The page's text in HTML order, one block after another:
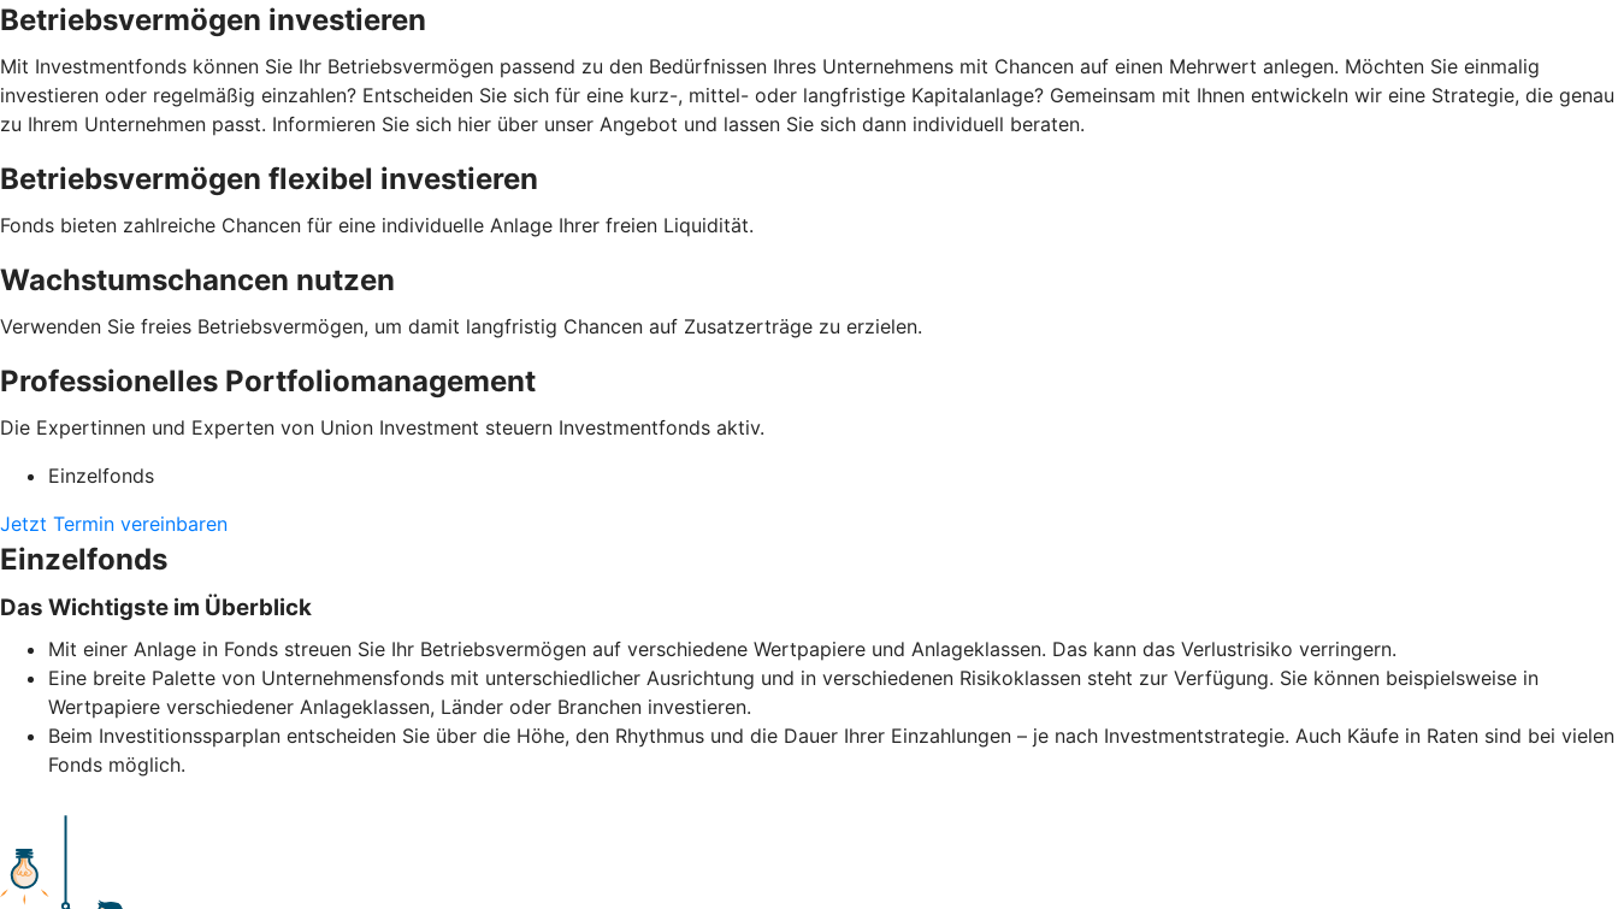
Betriebsvermögen investieren
Mit Investmentfonds können Sie Ihr Betriebsvermögen passend zu den Bedürfnissen Ihres Unternehmens mit Chancen auf einen Mehrwert anlegen. Möchten Sie einmalig
investieren oder regelmäßig einzahlen? Entscheiden Sie sich für eine kurz-, mittel- oder langfristige Kapitalanlage? Gemeinsam mit Ihnen entwickeln wir eine Strategie, die genau
zu Ihrem Unternehmen passt. Informieren Sie sich hier über unser Angebot und lassen Sie sich dann individuell beraten.
Betriebsvermögen flexibel investieren
Fonds bieten zahlreiche Chancen für eine individuelle Anlage Ihrer freien Liquidität.
Wachstumschancen nutzen
Verwenden Sie freies Betriebsvermögen, um damit langfristig Chancen auf Zusatzerträge zu erzielen.
Professionelles Portfoliomanagement
Die Expertinnen und Experten von Union Investment steuern Investmentfonds aktiv.
Einzelfonds
Jetzt Termin vereinbaren
Einzelfonds
Das Wichtigste im Überblick
Mit einer Anlage in Fonds streuen Sie Ihr Betriebsvermögen auf verschiedene Wertpapiere und Anlageklassen. Das kann das Verlustrisiko verringern.
Eine breite Palette von Unternehmensfonds mit unterschiedlicher Ausrichtung und in verschiedenen Risikoklassen steht zur Verfügung. Sie können beispielsweise in
Wertpapiere verschiedener Anlageklassen, Länder oder Branchen investieren.
Beim Investitionssparplan entscheiden Sie über die Höhe, den Rhythmus und die Dauer Ihrer Einzahlungen – je nach Investmentstrategie. Auch Käufe in Raten sind bei vielen
Fonds möglich.